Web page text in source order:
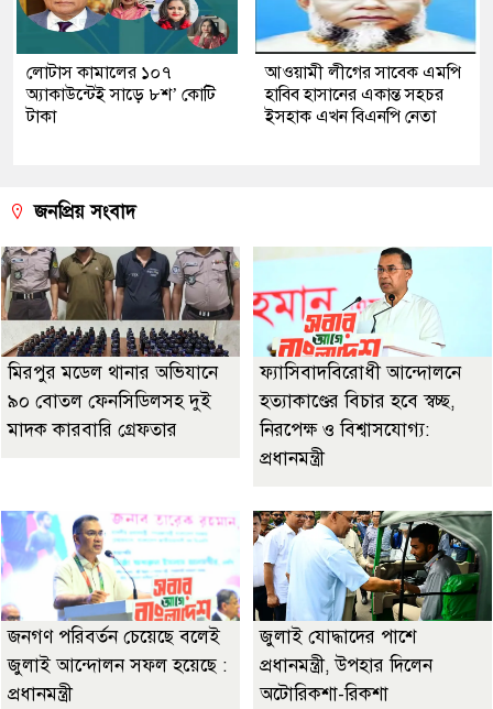
লোটাস কামালের ১০৭
অ্যাকাউন্টেই সাড়ে ৮শ’ কোটি
টাকা
আওয়ামী লীগের সাবেক এমপি
হাবিব হাসানের একান্ত সহচর
ইসহাক এখন বিএনপি নেতা
জনপ্রিয় সংবাদ
মিরপুর মডেল থানার অভিযানে
৯০ বোতল ফেনসিডিলসহ দুই
মাদক কারবারি গ্রেফতার
ফ্যাসিবাদবিরোধী আন্দোলনে
হত্যাকাণ্ডের বিচার হবে স্বচ্ছ,
নিরপেক্ষ ও বিশ্বাসযোগ্য:
প্রধানমন্ত্রী
জনগণ পরিবর্তন চেয়েছে বলেই
জুলাই আন্দোলন সফল হয়েছে :
প্রধানমন্ত্রী
জুলাই যোদ্ধাদের পাশে
প্রধানমন্ত্রী, উপহার দিলেন
অটোরিকশা-রিকশা